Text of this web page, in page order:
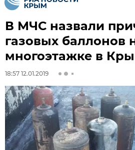
В МЧС назвали
газовых баллонов
многоэтажке в
18:57 12.01.2019